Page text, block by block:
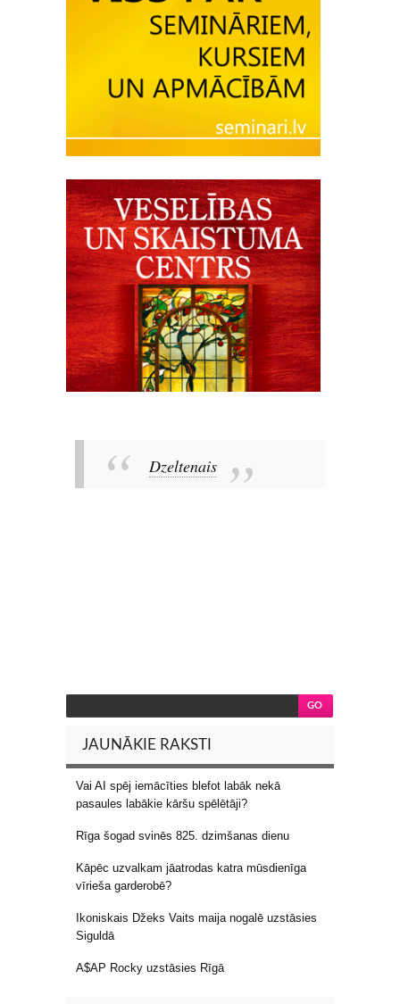
Dzeltenais
JAUNĀKIE RAKSTI
Vai AI spēj iemācīties blefot labāk nekā
pasaules labākie kāršu spēlētāji?
Rīga šogad svinēs 825. dzimšanas dienu
Kāpēc uzvalkam jāatrodas katra mūsdienīga
vīrieša garderobē?
Ikoniskais Džeks Vaits maija nogalē uzstāsies
Siguldā
A$AP Rocky uzstāsies Rīgā